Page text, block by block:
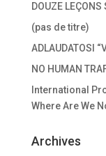
DOUZE
(pas de titre)
ADLAUDATOSI
NO HUMAN
International
Where Are We
Archives